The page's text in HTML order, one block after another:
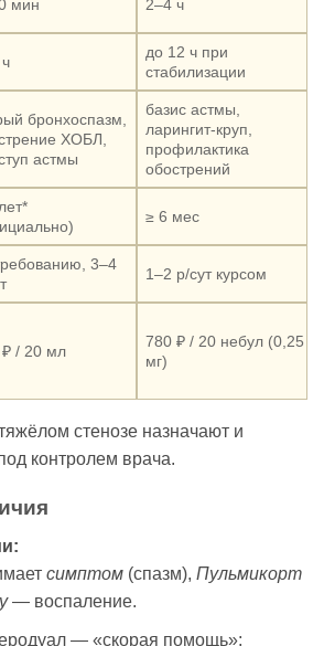
мин 2–4 ч
до 12 ч при
стабилизации
бронхоспазм,
ХОБЛ,
астмы
базис астмы,
ларингит-круп,
профилактика
обострений
≥ 6 мес
3–4
1–2 р/сут курсом
/ 20 мл
780 ₽ / 20 небул (0,25
мг)
стенозе назначают и
контролем врача.
симптом (спазм), Пульмикорт
— воспаление.
— «скорая помощь»;